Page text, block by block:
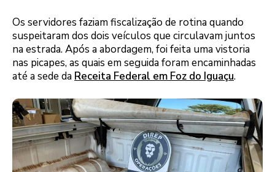
Os servidores faziam fiscalização de rotina quando
suspeitaram dos dois veículos que circulavam juntos
na estrada. Após a abordagem, foi feita uma vistoria
nas picapes, as quais em seguida foram encaminhadas
até a sede da Receita Federal em Foz do Iguaçu.